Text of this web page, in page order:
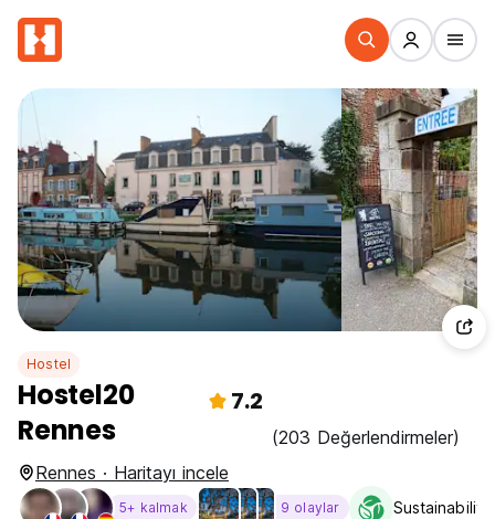
Hostel
Hostel20
Rennes
7.2
(203 Değerlendirmeler)
Rennes · Haritayı incele
5+ kalmak 9 olaylar